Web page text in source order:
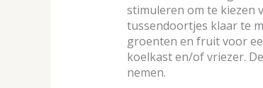
stimuleren om te kiezen
tussendoortjes klaar te
groenten en fruit voor
koelkast en/of vriezer.
nemen.